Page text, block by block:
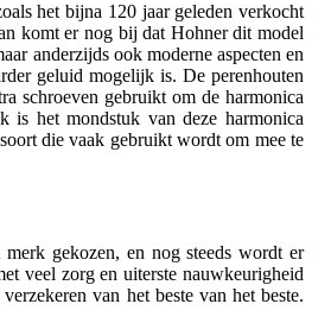
het bijna 120 jaar geleden verkocht
komt er nog bij dat Hohner dit model
anderzijds ook moderne aspecten en
geluid mogelijk is. De perenhouten
schroeven gebruikt om de harmonica
is het mondstuk van deze harmonica
die vaak gebruikt wordt om mee te
gekozen, en nog steeds wordt er
veel zorg en uiterste nauwkeurigheid
van het beste van het beste.